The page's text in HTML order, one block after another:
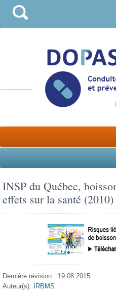
INSP du Québec,
effets sur la santé (2010)
Dernière révision : 19.08.2015
Auteur(s):
IRBMS